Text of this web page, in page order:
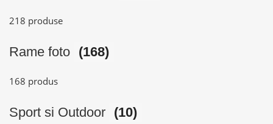
218 produse
Rame foto (168)
168 produs
Sport si Outdoor (10)